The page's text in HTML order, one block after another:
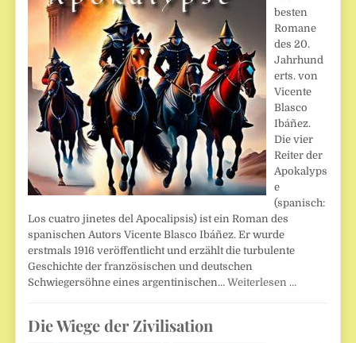
besten
Romane
des 20.
Jahrhund
erts. von
Vicente
Blasco
Ibáñez.
Die vier
Reiter der
Apokalyps
e
(spanisch:
Los cuatro jinetes del Apocalipsis) ist ein Roman des
spanischen Autors Vicente Blasco Ibáñez. Er wurde
erstmals 1916 veröffentlicht und erzählt die turbulente
Geschichte der französischen und deutschen
Schwiegersöhne eines argentinischen…Weiterlesen …
Die Wiege der Zivilisation